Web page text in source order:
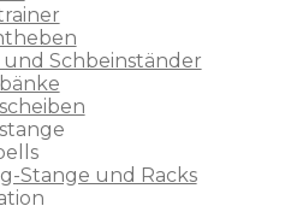
Schbeinständer
Stange und Racks